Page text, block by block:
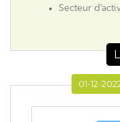
Secteur
01-12-